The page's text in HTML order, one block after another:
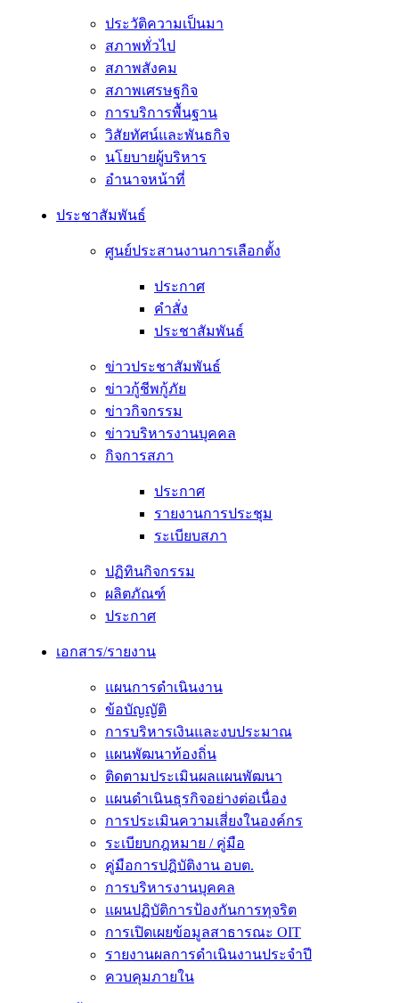
ประวัติความเป็นมา
สภาพทั่วไป
สภาพสังคม
สภาพเศรษฐกิจ
การบริการพื้นฐาน
วิสัยทัศน์และพันธกิจ
นโยบายผู้บริหาร
อํานาจหน้าที่
ประชาสัมพันธ์
ศูนย์ประสานงานการเลือกตั้ง
ประกาศ
คำสั่ง
ประชาสัมพันธ์
ข่าวประชาสัมพันธ์
ข่าวกู้ชีพกู้ภัย
ข่าวกิจกรรม
ข่าวบริหารงานบุคคล
กิจการสภา
ประกาศ
รายงานการประชุม
ระเบียบสภา
ปฏิทินกิจกรรม
ผลิตภัณฑ์
ประกาศ
เอกสาร/รายงาน
แผนการดำเนินงาน
ข้อบัญญัติ
การบริหารเงินและงบประมาณ
แผนพัฒนาท้องถิ่น
ติดตามประเมินผลแผนพัฒนา
แผนดำเนินธุรกิจอย่างต่อเนื่อง
การประเมินความเสี่ยงในองค์กร
ระเบียบกฎหมาย / คู่มือ
คู่มือการปฎิบัติงาน อบต.
การบริหารงานบุคคล
แผนปฏิบัติการป้องกันการทุจริต
การเปิดเผยข้อมูลสาธารณะ OIT
รายงานผลการดำเนินงานประจำปี
ควบคุมภายใน